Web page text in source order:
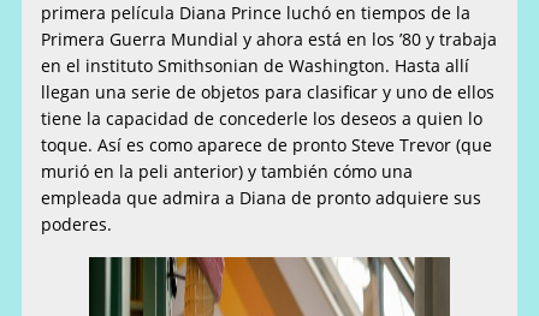
primera película Diana Prince luchó en tiempos de la
Primera Guerra Mundial y ahora está en los ’80 y trabaja
en el instituto Smithsonian de Washington. Hasta allí
llegan una serie de objetos para clasificar y uno de ellos
tiene la capacidad de concederle los deseos a quien lo
toque. Así es como aparece de pronto Steve Trevor (que
murió en la peli anterior) y también cómo una
empleada que admira a Diana de pronto adquiere sus
poderes.